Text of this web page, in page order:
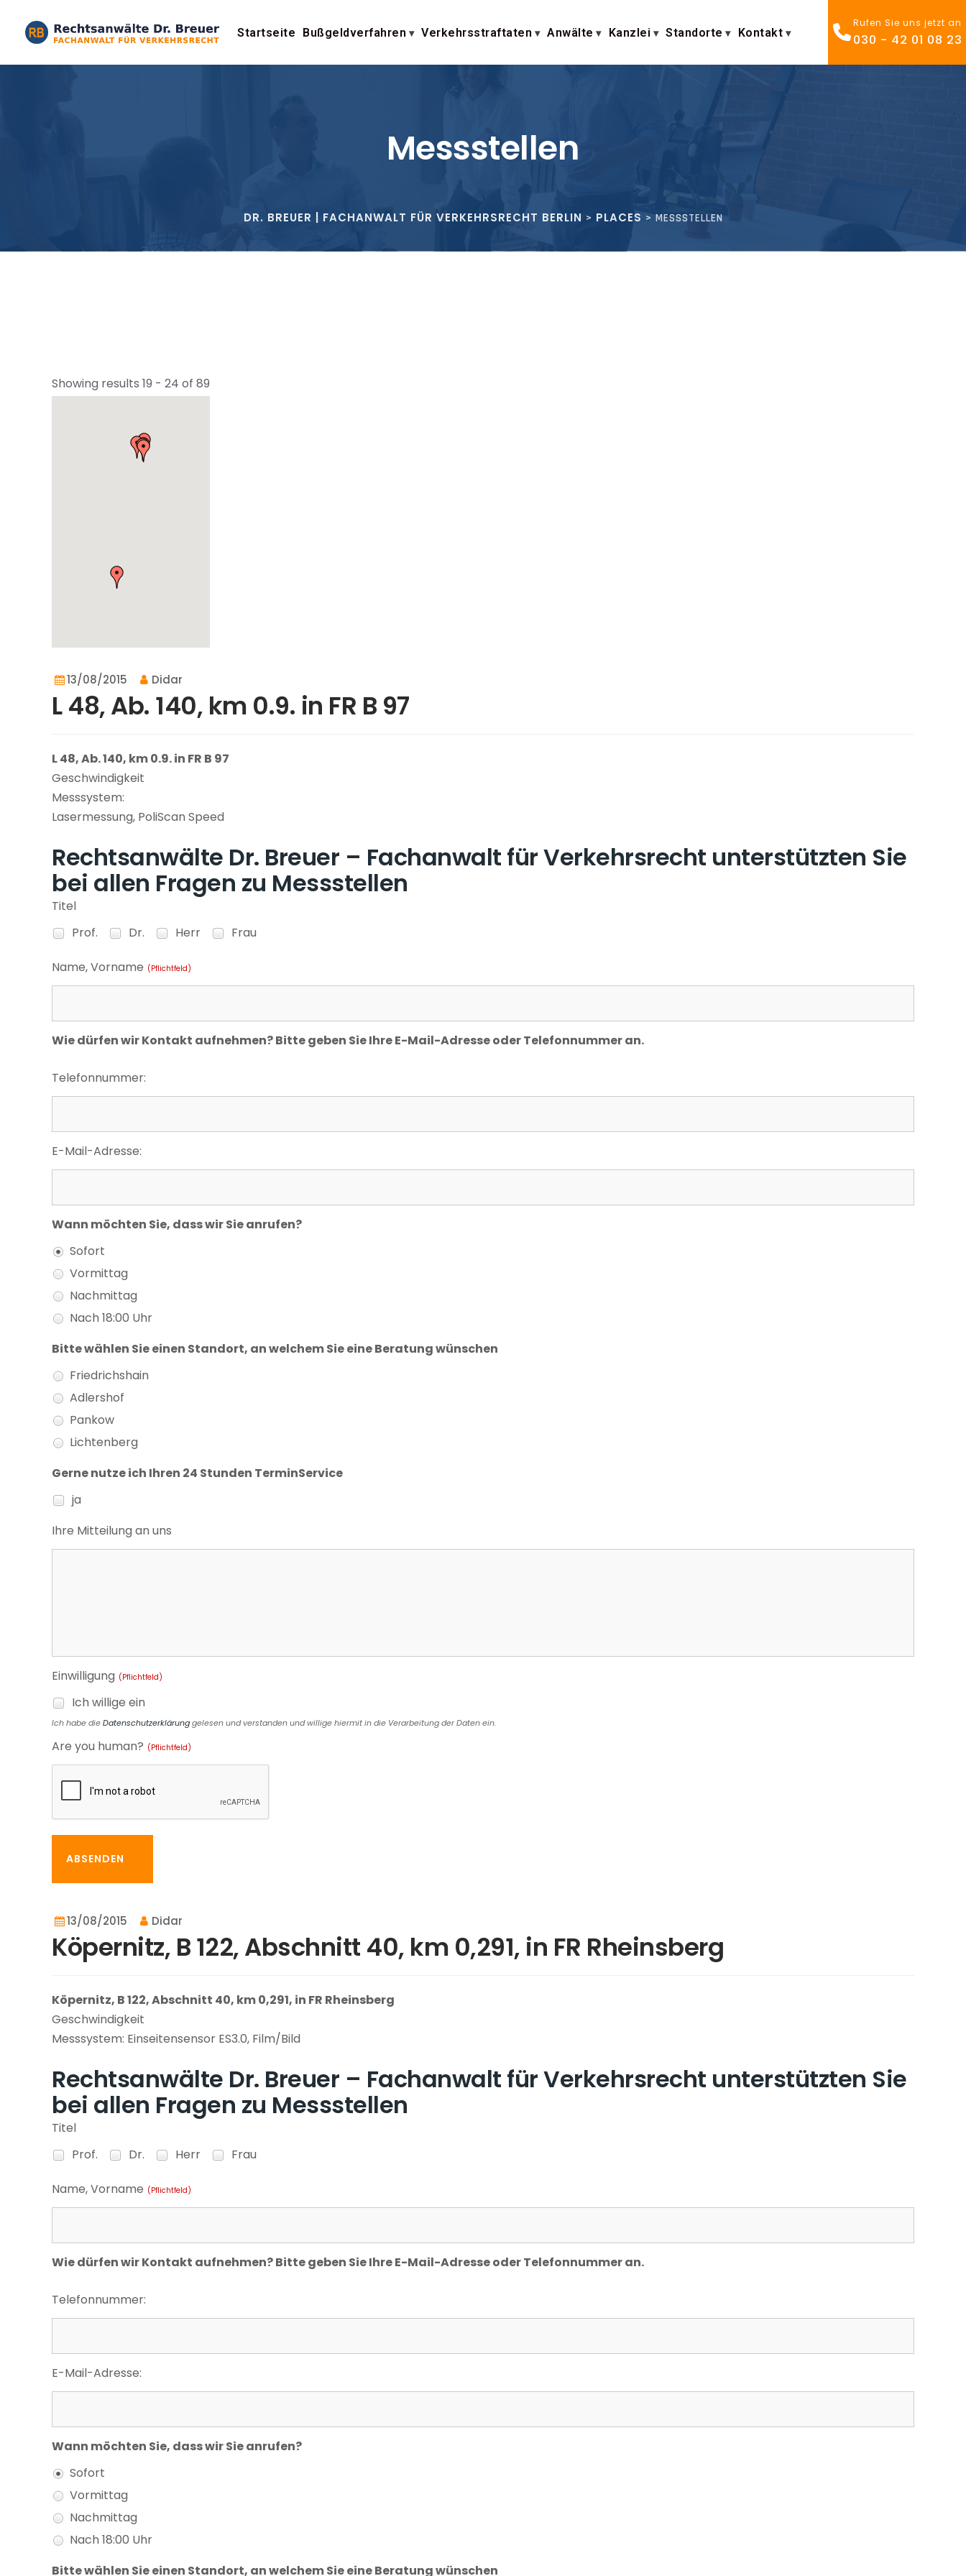
content
Startseite Bußgeldverfahren Verkehrsstraftaten Anwälte Kanzlei Standorte Kontakt
Rufen Sie uns jetzt an
030 - 42 01 08 23
Messstellen
DR. BREUER | FACHANWALT FÜR VERKEHRSRECHT BERLIN > PLACES > MESSSTELLEN
Showing results 19 - 24 of 89
13/08/2015 Didar
L 48, Ab. 140, km 0.9. in FR B 97
L 48, Ab. 140, km 0.9. in FR B 97
Geschwindigkeit
Messsystem:
Lasermessung, PoliScan Speed
Rechtsanwälte Dr. Breuer – Fachanwalt für Verkehrsrecht unterstützten Sie
bei allen Fragen zu Messstellen
Titel
Prof.
Dr. Herr Frau
Name, Vorname (Pflichtfeld)
Wie dürfen wir Kontakt aufnehmen? Bitte geben Sie Ihre E-Mail-Adresse oder Telefonnummer an.
Telefonnummer:
E-Mail-Adresse:
Wann möchten Sie, dass wir Sie anrufen?
Sofort
Vormittag
Nachmittag
Nach 18:00 Uhr
Bitte wählen Sie einen Standort, an welchem Sie eine Beratung wünschen
Friedrichshain
Adlershof
Pankow
Lichtenberg
Gerne nutze ich Ihren 24 Stunden TerminService
ja
Ihre Mitteilung an uns
Einwilligung (Pflichtfeld)
Ich willige ein
Ich habe dieDatenschutzerklärunggelesen und verstanden und willige hiermit in die Verarbeitung der Daten ein.
Are you human? (Pflichtfeld)
ABSENDEN
13/08/2015 Didar
Köpernitz, B 122, Abschnitt 40, km 0,291, in FR Rheinsberg
Köpernitz, B 122, Abschnitt 40, km 0,291, in FR Rheinsberg
Geschwindigkeit
Messsystem: Einseitensensor ES3.0, Film/Bild
Rechtsanwälte Dr. Breuer – Fachanwalt für Verkehrsrecht unterstützten Sie
bei allen Fragen zu Messstellen
Titel
Prof.
Dr. Herr Frau
Name, Vorname (Pflichtfeld)
Wie dürfen wir Kontakt aufnehmen? Bitte geben Sie Ihre E-Mail-Adresse oder Telefonnummer an.
Telefonnummer:
E-Mail-Adresse:
Wann möchten Sie, dass wir Sie anrufen?
Sofort
Vormittag
Nachmittag
Nach 18:00 Uhr
Bitte wählen Sie einen Standort, an welchem Sie eine Beratung wünschen